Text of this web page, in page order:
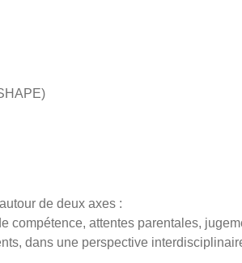
de deux axes :
compétence, attentes parentales,
dans une perspective